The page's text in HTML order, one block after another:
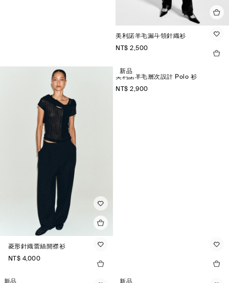
美利諾羊毛漏斗領針織衫
NT$ 2,500
菱形針織蕾絲開襟衫
NT$ 4,000
新品
美利諾羊毛層次設計 Polo 衫
NT$ 2,900